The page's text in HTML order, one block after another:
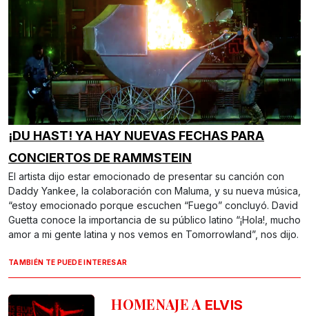
¡DU HAST! YA HAY NUEVAS FECHAS PARA
CONCIERTOS DE RAMMSTEIN
El artista dijo estar emocionado de presentar su canción con
Daddy Yankee, la colaboración con Maluma, y su nueva música,
“estoy emocionado porque escuchen “Fuego” concluyó. David
Guetta conoce la importancia de su público latino “¡Hola!, mucho
amor a mi gente latina y nos vemos en Tomorrowland”, nos dijo.
TAMBIÉN TE PUEDE INTERESAR
HOMENAJE AELVIS